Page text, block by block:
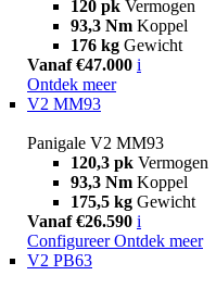
120 pk Vermogen
93,3 Nm Koppel
176 kg Gewicht
Vanaf €47.000 i
Ontdek meer
V2 MM93
Panigale V2 MM93
120,3 pk Vermogen
93,3 Nm Koppel
175,5 kg Gewicht
Vanaf €26.590 i
Configureer Ontdek meer
V2 PB63